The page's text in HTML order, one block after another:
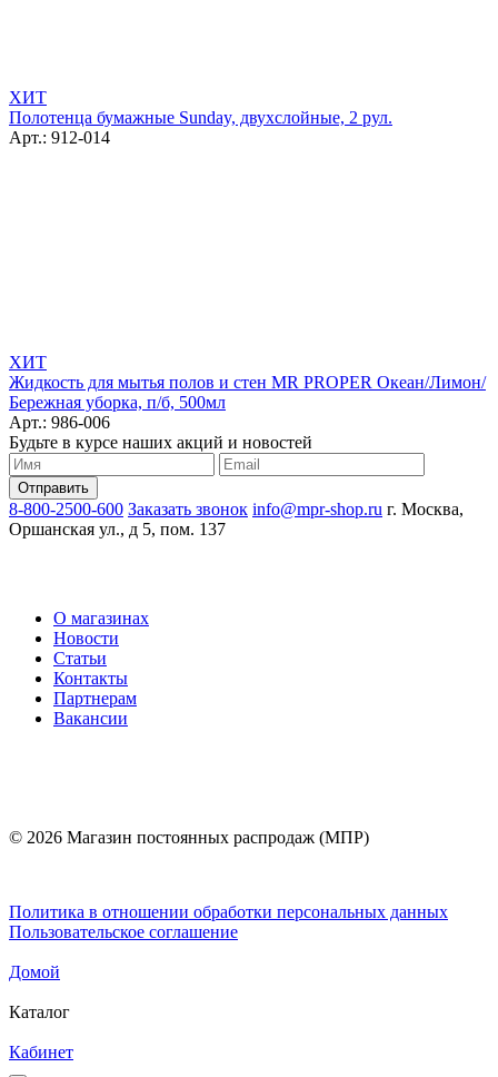
ХИТ
Полотенца бумажные Sunday, двухслойные, 2 рул.
Арт.: 912-014
ХИТ
Жидкость для мытья полов и стен MR PROPER Океан/Лимон/
Бережная уборка, п/б, 500мл
Арт.: 986-006
Будьте в курсе наших акций и новостей
8-800-2500-600 Заказать звонок info@mpr-shop.ru г. Москва,
Оршанская ул., д 5, пом. 137
О магазинах
Новости
Статьи
Контакты
Партнерам
Вакансии
© 2026 Магазин постоянных распродаж (МПР)
Политика в отношении обработки персональных данных
Пользовательское соглашение
Домой
Каталог
Кабинет